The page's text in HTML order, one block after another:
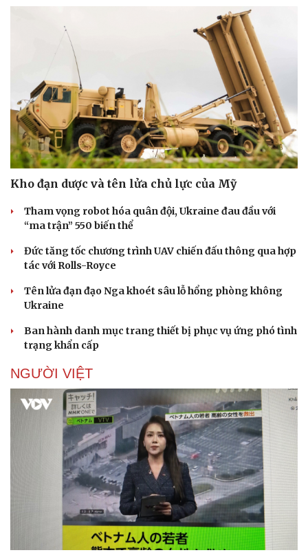
Kho đạn dược và tên lửa chủ lực của Mỹ
Tham vọng robot hóa quân đội, Ukraine đau đầu với
“ma trận” 550 biến thể
Đức tăng tốc chương trình UAV chiến đấu thông qua hợp
tác với Rolls-Royce
Tên lửa đạn đạo Nga khoét sâu lỗ hổng phòng không
Ukraine
Ban hành danh mục trang thiết bị phục vụ ứng phó tình
trạng khẩn cấp
NGƯỜI VIỆT